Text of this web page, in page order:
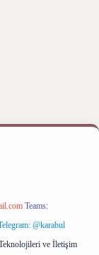
Teams:
@karabul
ve İletişim